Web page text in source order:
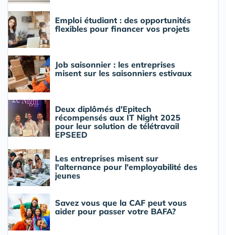
Emploi étudiant : des opportunités
flexibles pour financer vos projets
Job saisonnier : les entreprises
misent sur les saisonniers estivaux
Deux diplômés d'Epitech
récompensés aux IT Night 2025
pour leur solution de télétravail
EPSEED
Les entreprises misent sur
l'alternance pour l'employabilité des
jeunes
Savez vous que la CAF peut vous
aider pour passer votre BAFA?